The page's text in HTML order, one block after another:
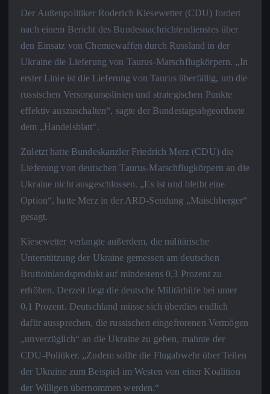
Der Außenpolitiker Roderich Kiesewetter (CDU) fordert
nach einem Bericht des Bundesnachrichtendienstes über
den Einsatz von Chemiewaffen durch Russland in der
Ukraine die Lieferung von Taurus-Marschflugkörpern. „In
erster Linie ist die Lieferung von Taurus überfällig, um die
russischen Versorgungslinien und strategischen Punkte
effektiv auszuschalten“, sagte der Bundestagsabgeordnete
dem „Handelsblatt“.
Zuletzt hatte Bundeskanzler Friedrich Merz (CDU) die
Lieferung von deutschen Taurus-Marschflugkörpern an die
Ukraine nicht ausgeschlossen. „Es ist und bleibt eine
Option“, hatte Merz in der ARD-Sendung „Maischberger“
gesagt.
Kiesewetter verlangte außerdem, die militärische
Unterstützung der Ukraine gemessen am deutschen
Bruttoinlandsprodukt auf mindestens 0,3 Prozent zu
erhöhen. Derzeit liegt die deutsche Militärhilfe bei unter
0,1 Prozent. Deutschland müsse sich überdies endlich
dafür aussprechen, die russischen eingefrorenen Vermögen
„unverzüglich“ an die Ukraine zu geben, mahnte der
CDU-Politiker. „Zudem sollte die Flugabwehr über Teilen
der Ukraine zum Beispiel im Westen von einer Koalition
der Willigen übernommen werden.“